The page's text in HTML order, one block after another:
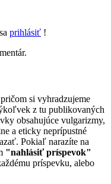
prihlásiť !
si vyhradzujeme
z tu publikovaných
obsahujúce vulgarizmy,
a eticky neprípustné
Pokiaľ narazíte na
"nahlásiť príspevok"
príspevku, alebo